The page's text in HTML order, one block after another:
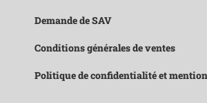
Demande de SAV
Conditions générales de ventes
Politique de confidentialité et